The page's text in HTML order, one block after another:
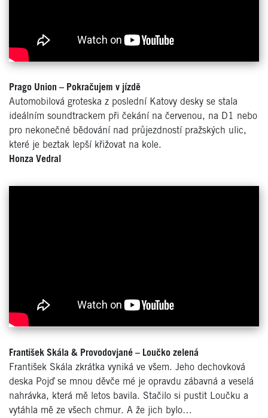
Prago Union – Pokračujem v jízdě
Automobilová groteska z poslední Katovy desky se stala
ideálním soundtrackem při čekání na červenou, na D1 nebo
pro nekonečné bědování nad průjezdností pražských ulic,
které je beztak lepší křižovat na kole.
Honza Vedral
František Skála & Provodovjané – Loučko zelená
František Skála zkrátka vyniká ve všem. Jeho dechovková
deska Pojď se mnou děvče mé je opravdu zábavná a veselá
nahrávka, která mě letos bavila. Stačilo si pustit Loučku a
vytáhla mě ze všech chmur. A že jich bylo…